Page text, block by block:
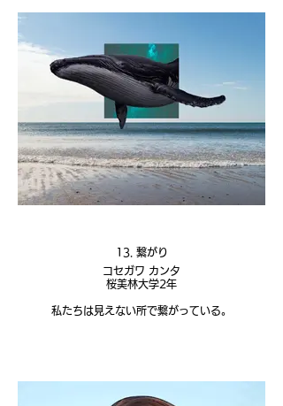
13. 繋がり
コセガワ カンタ
桜美林大学2年
私たちは見えない所で繋がっている。